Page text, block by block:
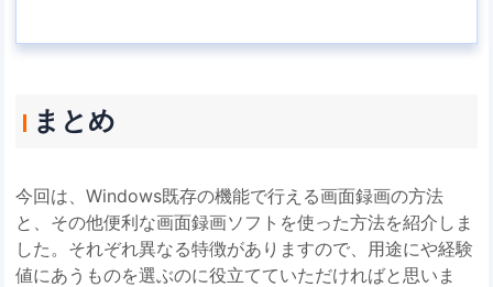
まとめ
今回は、Windows既存の機能で行える画面録画の方法
と、その他便利な画面録画ソフトを使った方法を紹介しま
した。それぞれ異なる特徴がありますので、用途にや経験
値にあうものを選ぶのに役立てていただければと思いま